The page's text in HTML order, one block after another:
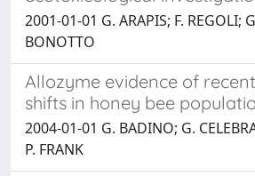
2001-01-01 G. ARAPIS; F. REGOLI;
BONOTTO
Allozyme evidence of
shifts in honey bee
2004-01-01 G. BADINO; G.
P. FRANK